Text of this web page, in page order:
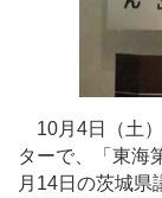
10月4日（土
ターで、「東海
月14日の茨城県